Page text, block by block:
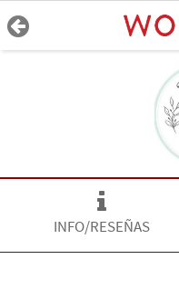
INFO/RESEÑAS